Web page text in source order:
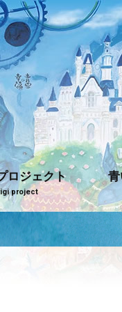
ロジェクト
project
青